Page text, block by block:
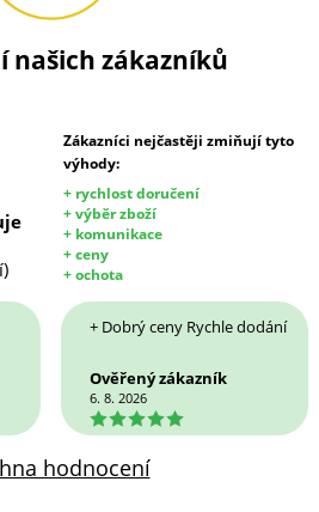
našich zákazníků
Zákazníci nejčastěji zmiňují tyto
výhody:
+ rychlost doručení
+ výběr zboží
+ komunikace
+ ceny
+ ochota
+ Dobrý ceny Rychle dodání
Ověřený zákazník
6. 8. 2026
5
hodnocení